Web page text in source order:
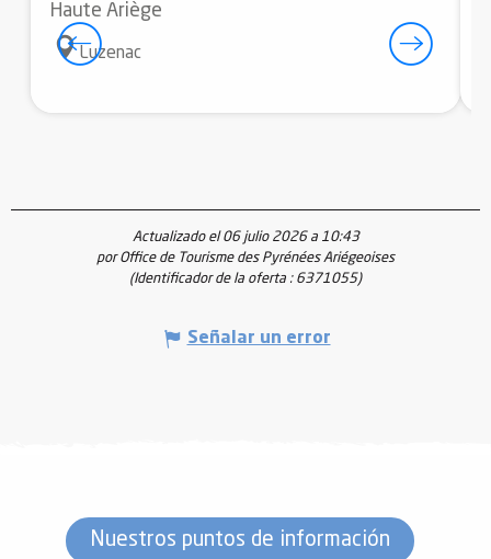
Haute Ariège
Luzenac
Actualizado el 06 julio 2026 a 10:43
por Office de Tourisme des Pyrénées Ariégeoises
(Identificador de la oferta : 6371055)
Señalar un error
Nuestros puntos de información